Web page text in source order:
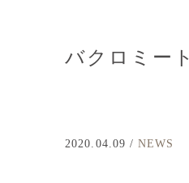
バクロミー
2020.04.09 / NEWS